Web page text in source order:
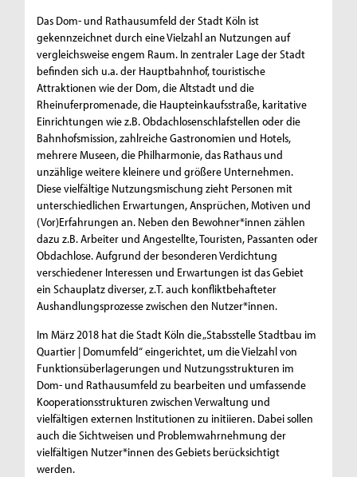
Das Dom- und Rathausumfeld der Stadt Köln ist
gekennzeichnet durch eine Vielzahl an Nutzungen auf
vergleichsweise engem Raum. In zentraler Lage der Stadt
befinden sich u.a. der Hauptbahnhof, touristische
Attraktionen wie der Dom, die Altstadt und die
Rheinuferpromenade, die Haupteinkaufsstraße, karitative
Einrichtungen wie z.B. Obdachlosenschlafstellen oder die
Bahnhofsmission, zahlreiche Gastronomien und Hotels,
mehrere Museen, die Philharmonie, das Rathaus und
unzählige weitere kleinere und größere Unternehmen.
Diese vielfältige Nutzungsmischung zieht Personen mit
unterschiedlichen Erwartungen, Ansprüchen, Motiven und
(Vor)Erfahrungen an. Neben den Bewohner*innen zählen
dazu z.B. Arbeiter und Angestellte, Touristen, Passanten oder
Obdachlose. Aufgrund der besonderen Verdichtung
verschiedener Interessen und Erwartungen ist das Gebiet
ein Schauplatz diverser, z.T. auch konfliktbehafteter
Aushandlungsprozesse zwischen den Nutzer*innen.
Im März 2018 hat die Stadt Köln die „Stabsstelle Stadtbau im
Quartier | Domumfeld“ eingerichtet, um die Vielzahl von
Funktionsüberlagerungen und Nutzungsstrukturen im
Dom- und Rathausumfeld zu bearbeiten und umfassende
Kooperationsstrukturen zwischen Verwaltung und
vielfältigen externen Institutionen zu initiieren. Dabei sollen
auch die Sichtweisen und Problemwahrnehmung der
vielfältigen Nutzer*innen des Gebiets berücksichtigt
werden.